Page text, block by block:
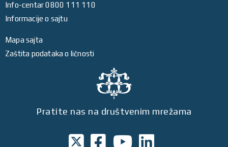
Info-centar 0800 111 110
Informacije o sajtu
Mapa sajta
Zaštita podataka o ličnosti
Pratite nas na društvenim mrežama